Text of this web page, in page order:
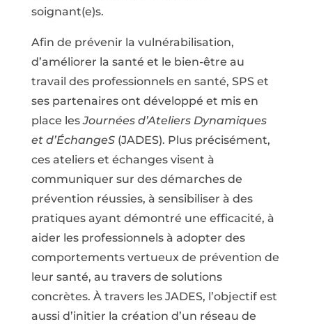
soignant(e)s.
Afin de prévenir la vulnérabilisation,
d’améliorer la santé et le bien-être au
travail des professionnels en santé, SPS et
ses partenaires ont développé et mis en
place lesJournées d’Ateliers Dynamiques
et d’ÉchangeS(JADES). Plus précisément,
ces ateliers et échanges visent à
communiquer sur des démarches de
prévention réussies, à sensibiliser à des
pratiques ayant démontré une efficacité, à
aider les professionnels à adopter des
comportements vertueux de prévention de
leur santé, au travers de solutions
concrètes. À travers les JADES, l’objectif est
aussi d’initier la création d’un réseau de